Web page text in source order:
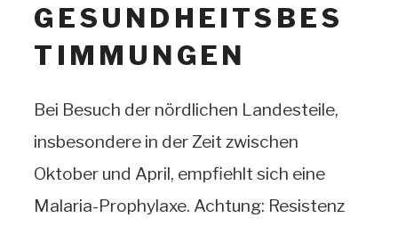
GESUNDHEITSBES
TIMMUNGEN
Bei Besuch der nördlichen Landesteile,
insbesondere in der Zeit zwischen
Oktober und April, empfiehlt sich eine
Malaria-Prophylaxe. Achtung: Resistenz